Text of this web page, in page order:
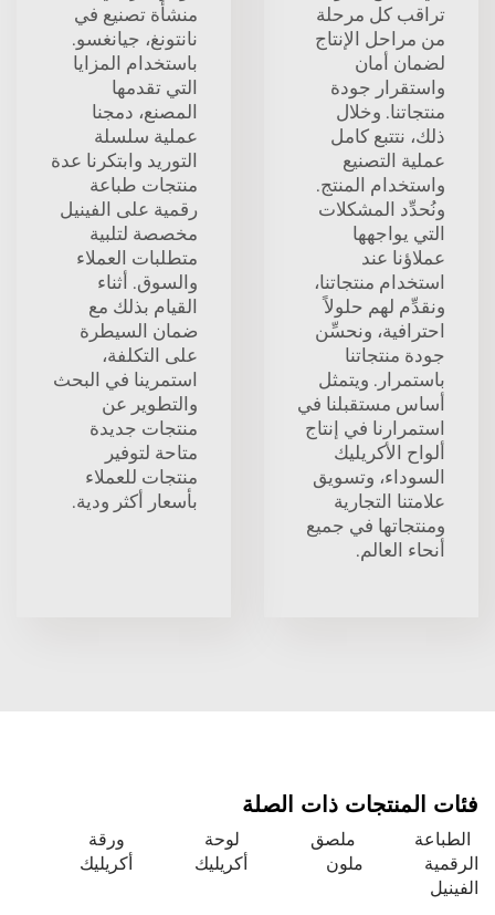
تراقب كل مرحلة
من مراحل الإنتاج
لضمان أمان
واستقرار جودة
منتجاتنا. وخلال
ذلك، نتتبع كامل
عملية التصنيع
واستخدام المنتج.
ونُحدِّد المشكلات
التي يواجهها
عملاؤنا عند
استخدام منتجاتنا،
ونقدِّم لهم حلولاً
احترافية، ونحسِّن
جودة منتجاتنا
باستمرار. ويتمثل
أساس مستقبلنا في
استمرارنا في إنتاج
ألواح الأكريليك
السوداء، وتسويق
علامتنا التجارية
ومنتجاتها في جميع
أنحاء العالم.
منشأة تصنيع في
نانتونغ، جيانغسو.
باستخدام المزايا
التي تقدمها
المصنع، دمجنا
عملية سلسلة
التوريد وابتكرنا عدة
منتجات طباعة
رقمية على الفينيل
مخصصة لتلبية
متطلبات العملاء
والسوق. أثناء
القيام بذلك مع
ضمان السيطرة
على التكلفة،
استمرينا في البحث
والتطوير عن
منتجات جديدة
متاحة لتوفير
منتجات للعملاء
بأسعار أكثر ودية.
فئات المنتجات ذات الصلة
الطباعة
الرقمية
الفينيل
ملصق
ملون
لوحة
أكريليك
ورقة
أكريليك